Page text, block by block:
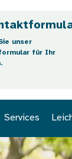
unser
für Ihr
Services